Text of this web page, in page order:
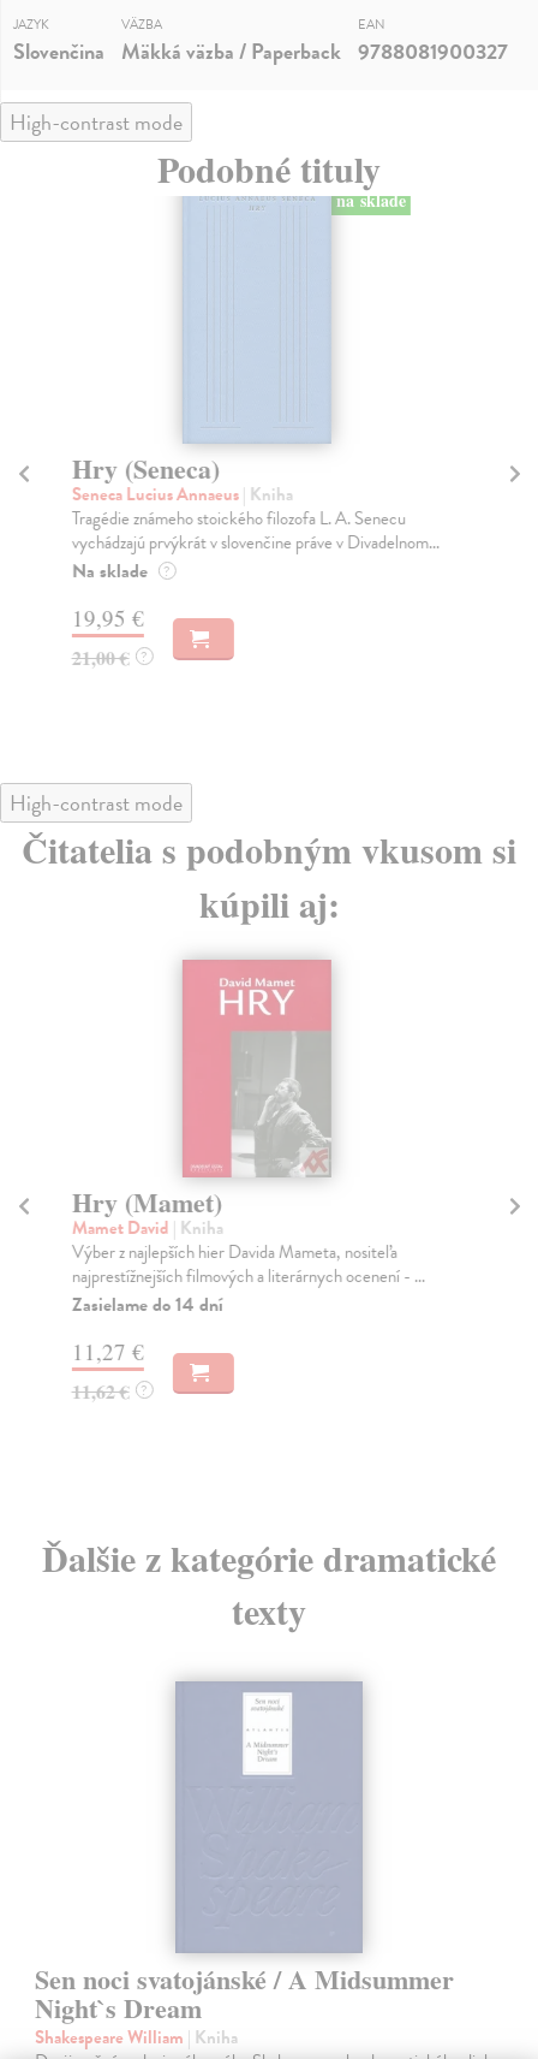
JAZYK
Slovenčina
VÄZBA
Mäkká väzba / Paperback
EAN
9788081900327
High-contrast mode
Podobné tituly
na sklade
Hry (Seneca)
Seneca Lucius Annaeus| Kniha
Tragédie známeho stoického filozofa L. A. Senecu
vychádzajú prvýkrát v slovenčine práve v Divadelnom...
Na sklade ?
19,95 €
21,00 € ?
High-contrast mode
Čitatelia s podobným vkusom si
kúpili aj:
Hry (Mamet)
Mamet David | Kniha
Výber z najlepších hier Davida Mameta, nositeľa
najprestížnejších filmových a literárnych ocenení - ...
Zasielame do 14 dní
11,27 €
11,62 € ?
Ďalšie z kategórie dramatické
texty
Sen noci svatojánské / A Midsummer
Night`s Dream
Shakespeare William | Kniha